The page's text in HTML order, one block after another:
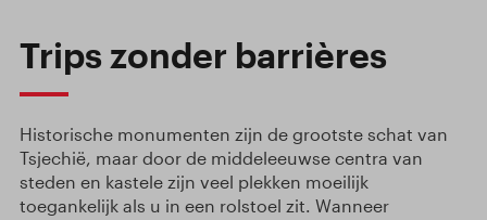
Trips zonder barrières
Historische monumenten zijn de grootste schat van
Tsjechië, maar door de middeleeuwse centra van
steden en kastele zijn veel plekken moeilijk
toegankelijk als u in een rolstoel zit. Wanneer